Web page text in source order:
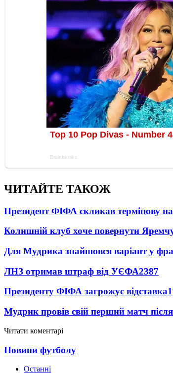
ЧИТАЙТЕ ТАКОЖ
Президент ФІФА скликав термінову
Колишній клуб хоче повернути
Для Мудрика знайшовся варіант у
ЛНЗ отримав штраф від УЄФА2387
Президенту ФІФА загрожує відставка
Мудрик провів свій перший матч
Читати коментарі
Новини футболу
Останні